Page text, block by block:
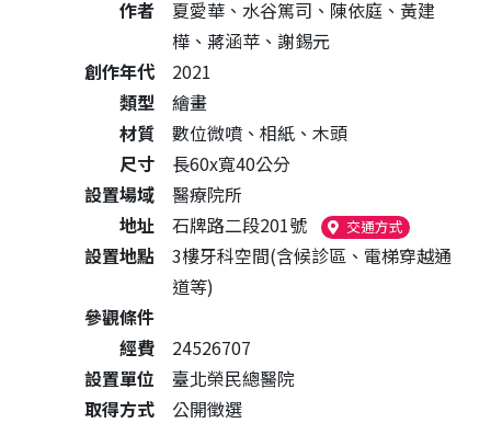
作者
夏愛華、水谷篤司、陳依庭、黃建
樺、蔣涵苹、謝錫元
創作年代
2021
類型
繪畫
材質
數位微噴、相紙、木頭
尺寸
長60x寬40公分
設置場域
醫療院所
地址
石牌路二段201號 交通方式（另開新視窗
設置地點
3樓牙科空間(含候診區、電梯穿越通
道等)
參觀條件
經費
24526707
設置單位
臺北榮民總醫院
取得方式
公開徵選